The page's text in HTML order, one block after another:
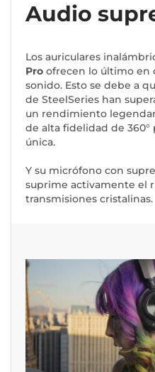
Audio
Los auriculares
Pro ofrecen lo último en
sonido. Esto se debe a
de SteelSeries han
un rendimiento
de alta fidelidad de
única.
Y su micrófono con
suprime activamente el
transmisiones cristalinas.